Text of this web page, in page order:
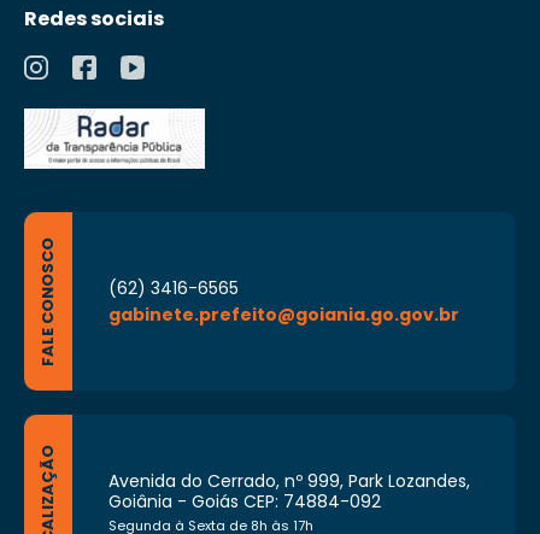
Redes sociais
FALE CONOSCO
(62) 3416-6565
gabinete.prefeito@goiania.go.gov.br
LOCALIZAÇÃO
Avenida do Cerrado, nº 999, Park Lozandes,
Goiânia - Goiás CEP: 74884-092
Segunda à Sexta de 8h às 17h